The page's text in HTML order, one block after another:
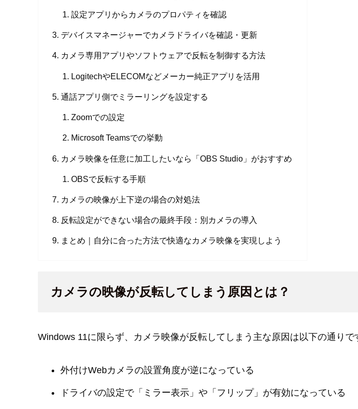
設定アプリからカメラのプロパティを確認
デバイスマネージャーでカメラドライバを確認・更新
カメラ専用アプリやソフトウェアで反転を制御する方法
LogitechやELECOMなどメーカー純正アプリを活用
通話アプリ側でミラーリングを設定する
Zoomでの設定
Microsoft Teamsでの挙動
カメラ映像を任意に加工したいなら「OBS Studio」がおすすめ
OBSで反転する手順
カメラの映像が上下逆の場合の対処法
反転設定ができない場合の最終手段：別カメラの導入
まとめ｜自分に合った方法で快適なカメラ映像を実現しよう
カメラの映像が反転してしまう原因とは？
Windows 11に限らず、カメラ映像が反転してしまう主な原因は以下の通りで
外付けWebカメラの設置角度が逆になっている
ドライバの設定で「ミラー表示」や「フリップ」が有効になっている